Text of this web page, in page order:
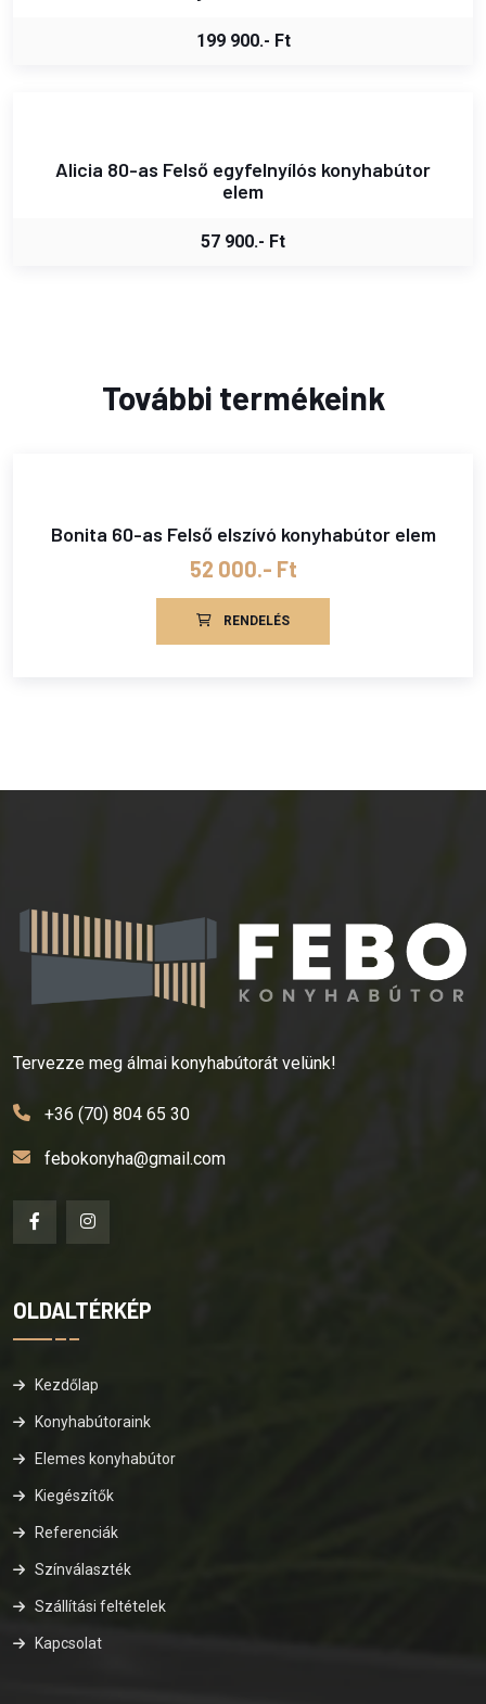
199 900.- Ft
Alicia 80-as Felső egyfelnyílós konyhabútor
elem
57 900.- Ft
További termékeink
Bonita 60-as Felső elszívó konyhabútor elem
52 000.- Ft
RENDELÉS
Tervezze meg álmai konyhabútorát velünk!
+36 (70) 804 65 30
febokonyha@gmail.com
OLDALTÉRKÉP
Kezdőlap
Konyhabútoraink
Elemes konyhabútor
Kiegészítők
Referenciák
Színválaszték
Szállítási feltételek
Kapcsolat